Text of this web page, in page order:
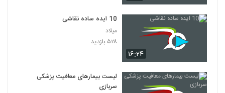
۱۶:۲۴
10 ایده ساده نقاشی
میلاد
۵۲۸ بازدید
لیست بیمارهای معافیت پزشکی
سربازی